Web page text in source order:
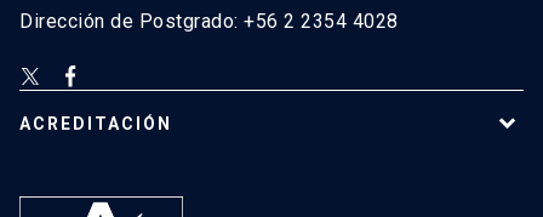
Dirección de Postgrado: +56 2 2354 4028
ACREDITACIÓN